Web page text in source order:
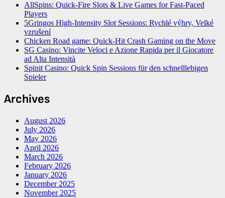
AllSpins: Quick‑Fire Slots & Live Games for Fast‑Paced
Players
5Gringos High‑Intensity Slot Sessions: Rychlé výhry, Velké
vzrušení
Chicken Road game: Quick‑Hit Crash Gaming on the Move
SG Casino: Vincite Veloci e Azione Rapida per il Giocatore
ad Alta Intensità
Spinit Casino: Quick Spin Sessions für den schnelllebigen
Spieler
Archives
August 2026
July 2026
May 2026
April 2026
March 2026
February 2026
January 2026
December 2025
November 2025